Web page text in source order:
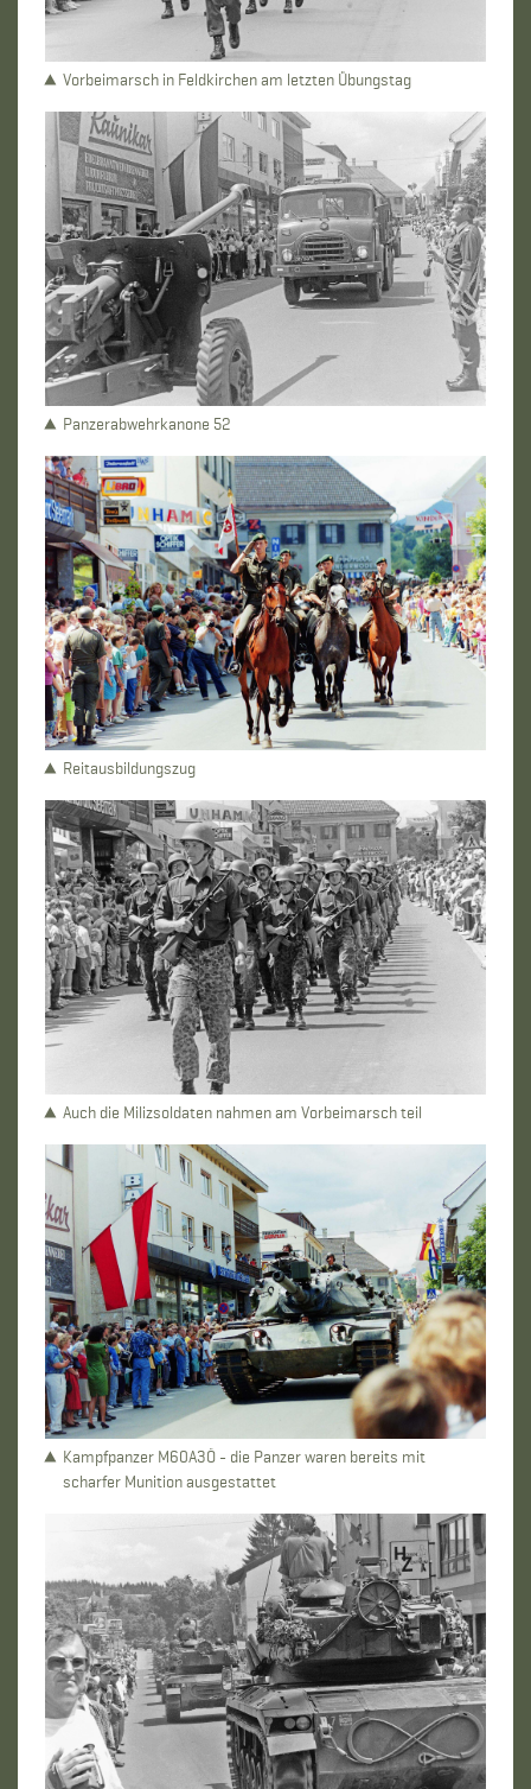
Vorbeimarsch in Feldkirchen am letzten Übungstag
Panzerabwehrkanone 52
Reitausbildungszug
Auch die Milizsoldaten nahmen am Vorbeimarsch teil
Kampfpanzer M60A3Ö - die Panzer waren bereits mit
scharfer Munition ausgestattet